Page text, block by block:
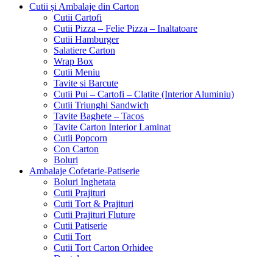
Cutii și Ambalaje din Carton
Cutii Cartofi
Cutii Pizza – Felie Pizza – Inaltatoare
Cutii Hamburger
Salatiere Carton
Wrap Box
Cutii Meniu
Tavite si Barcute
Cutii Pui – Cartofi – Clatite (Interior Aluminiu)
Cutii Triunghi Sandwich
Tavite Baghete – Tacos
Tavite Carton Interior Laminat
Cutii Popcorn
Con Carton
Boluri
Ambalaje Cofetarie-Patiserie
Boluri Inghetata
Cutii Prajituri
Cutii Tort & Prajituri
Cutii Prajituri Fluture
Cutii Patiserie
Cutii Tort
Cutii Tort Carton Orhidee